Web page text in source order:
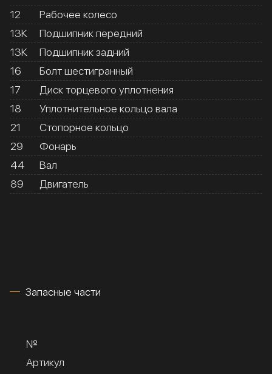
12
Рабочее колесо
13К
Подшипник передний
13К
Подшипник задний
16
Болт шестигранный
17
Диск торцевого уплотнения
18
Уплотнительное кольцо вала
21
Стопорное кольцо
29
Фонарь
44
Вал
89
Двигатель
Запасные части
№
Артикул